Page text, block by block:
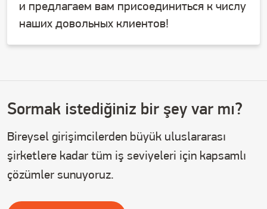
и предлагаем вам присоединиться к числу
наших довольных клиентов!
Sormak istediğiniz bir şey var mı?
Bireysel girişimcilerden büyük uluslararası
şirketlere kadar tüm iş seviyeleri için kapsamlı
çözümler sunuyoruz.